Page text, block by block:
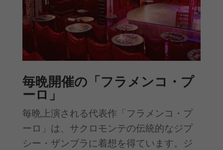
毎晩開催の「フラメンコ・プ
ーロ」
毎晩上演される代表作「フラメンコ・プ
ーロ」は、サクロモンテの伝統的なジプ
シー・ザンブラに着想を得ています。ジ